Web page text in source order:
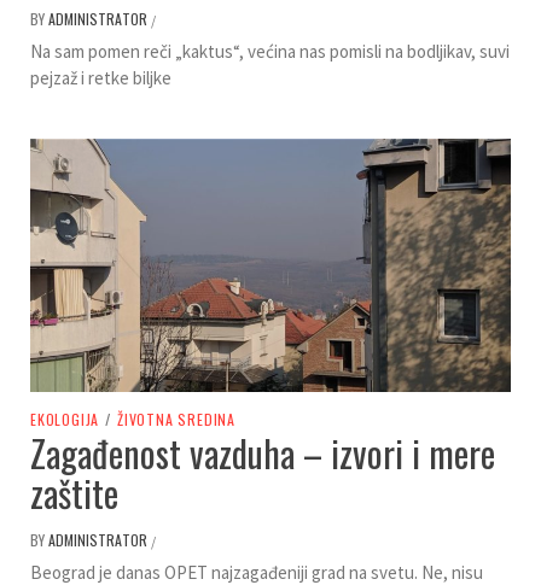
BYADMINISTRATOR /
Na sam pomen reči „kaktus“, većina nas pomisli na bodljikav, suvi
pejzaž i retke biljke
EKOLOGIJA / ŽIVOTNA SREDINA
Zagađenost vazduha – izvori i mere
zaštite
BYADMINISTRATOR /
Beograd je danas OPET najzagađeniji grad na svetu. Ne, nisu